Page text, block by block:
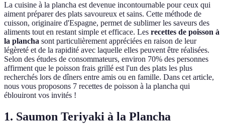
La cuisine à la plancha est devenue incontournable pour ceux qui
aiment préparer des plats savoureux et sains. Cette méthode de
cuisson, originaire d'Espagne, permet de sublimer les saveurs des
aliments tout en restant simple et efficace. Les recettes de poisson à
la plancha sont particulièrement appréciées en raison de leur
légèreté et de la rapidité avec laquelle elles peuvent être réalisées.
Selon des études de consommateurs, environ 70% des personnes
affirment que le poisson frais grillé est l'un des plats les plus
recherchés lors de dîners entre amis ou en famille. Dans cet article,
nous vous proposons 7 recettes de poisson à la plancha qui
éblouiront vos invités !
1. Saumon Teriyaki à la Plancha